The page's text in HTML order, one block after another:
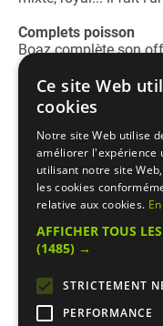
Complets poisson
Boaz complète son
poissons frits ou
arrivage )
Restaurant climatisé
Le restaurant Boaz
surveillance du Beth-
Ce site Web
cookies
Notre site Web utilise
améliorer l'expérience
utilisant notre site
les cookies
relative aux cookies.
AFFICHER TOUS
(1485) →
STRICTEMENT
PERFORMANCE